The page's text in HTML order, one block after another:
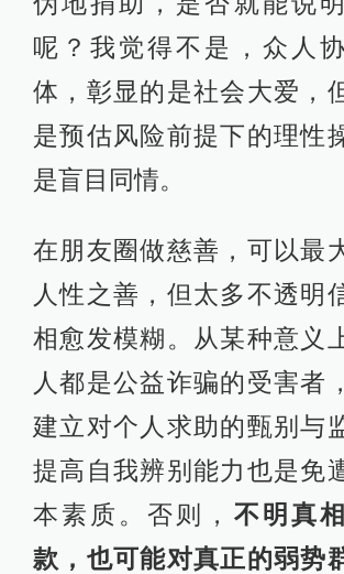
呢？我觉得不是，众人
体，彰显的是社会大爱，
是预估风险前提下的理性
是盲目同情。
在朋友圈做慈善，可以最
人性之善，但太多不透明
相愈发模糊。从某种意义
人都是公益诈骗的受害者
建立对个人求助的甄别与
提高自我辨别能力也是免
本素质。否则， 不明真
款，也可能对真正的弱势